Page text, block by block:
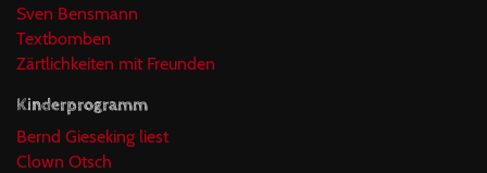
Sven Bensmann
Textbomben
Zärtlichkeiten mit Freunden
Kinderprogramm
Bernd Gieseking liest
Clown Otsch